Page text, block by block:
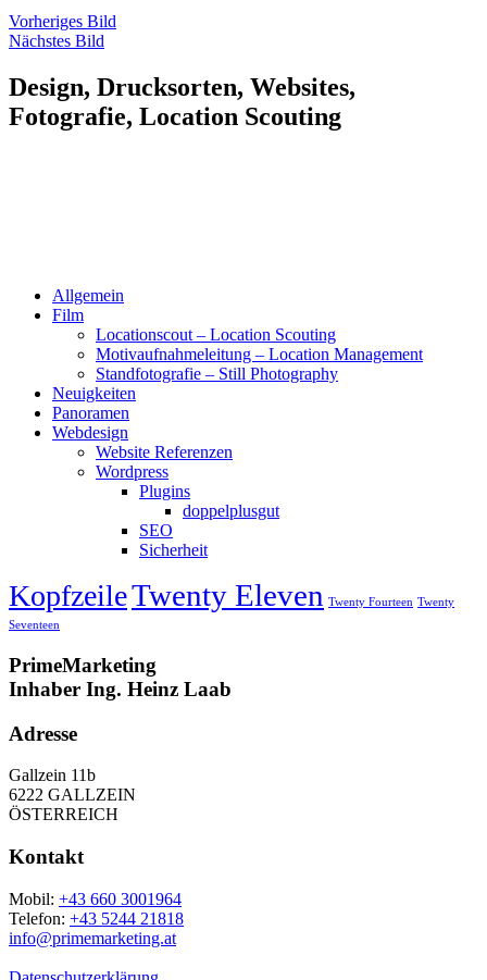
Vorheriges Bild
Nächstes Bild
Design, Drucksorten, Websites,
Fotografie, Location Scouting
Allgemein
Film
Locationscout – Location Scouting
Motivaufnahmeleitung – Location Management
Standfotografie – Still Photography
Neuigkeiten
Panoramen
Webdesign
Website Referenzen
Wordpress
Plugins
doppelplusgut
SEO
Sicherheit
KopfzeileTwenty Eleven Twenty Fourteen Twenty
Seventeen
PrimeMarketing
Inhaber Ing. Heinz Laab
Adresse
Gallzein 11b
6222 GALLZEIN
ÖSTERREICH
Kontakt
Mobil: +43 660 3001964
Telefon: +43 5244 21818
info@primemarketing.at